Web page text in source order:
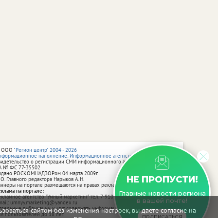
сайтом без изменения настроек, вы даете согласие на
НЕ ПРОПУСТИ!
Главные новости региона
в вашей почте!
"Регион центр" 2004 - 2026
наполнение: Информационное агентство vRossii.ru
о регистрации СМИ информационного агентства vRossii.ru
№ ФС 77‑35502
РОСКОМНАДЗОРом 04 марта 2009г.
Главного редактора Нарыков А. Н.
на портале размещаются на правах рекламы.
на портале:
агентство "Умный маркетинг" тел. 7-910-267-70-40,
umnyy.marketing@yandex.ru
публикации могут содержать информацию, не предназначенную
пользователей до 18 лет.